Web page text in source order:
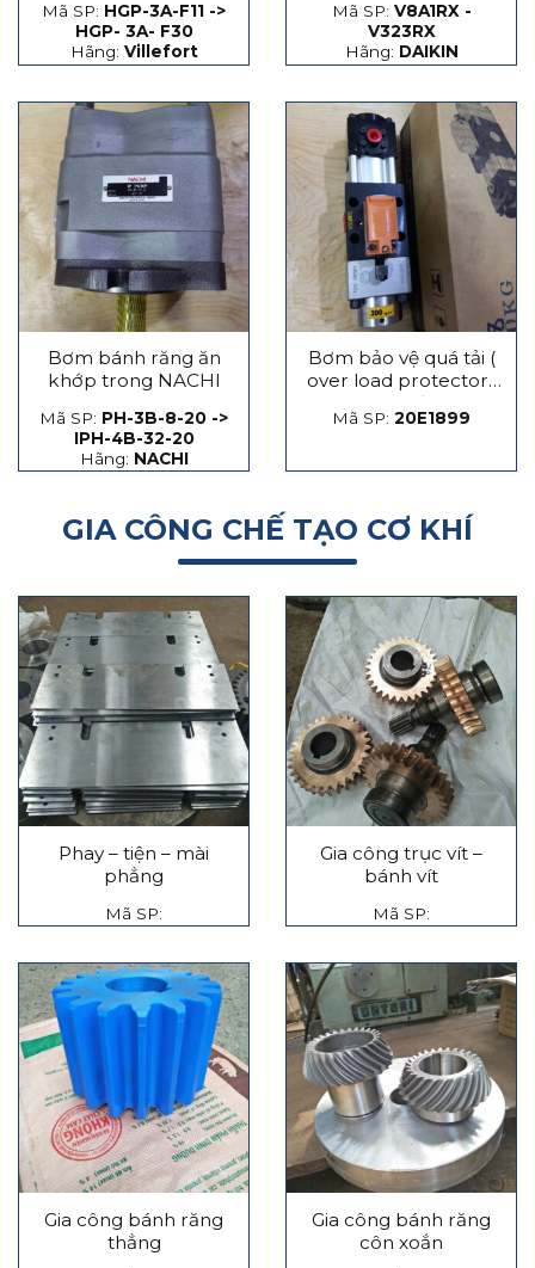
Mã SP: HGP-3A-F11 ->
HGP- 3A- F30
Hãng: Villefort
Mã SP: V8A1RX -
V323RX
Hãng: DAIKIN
Bơm bánh răng ăn
khớp trong NACHI
Mã SP: PH-3B-8-20 ->
IPH-4B-32-20
Hãng: NACHI
Bơm bảo vệ quá tải (
over load protector)
máy dập
Mã SP: 20E1899
GIA CÔNG CHẾ TẠO CƠ KHÍ
Phay – tiện – mài
phẳng
Mã SP:
Gia công trục vít –
bánh vít
Mã SP:
Gia công bánh răng
thẳng
Gia công bánh răng
côn xoắn